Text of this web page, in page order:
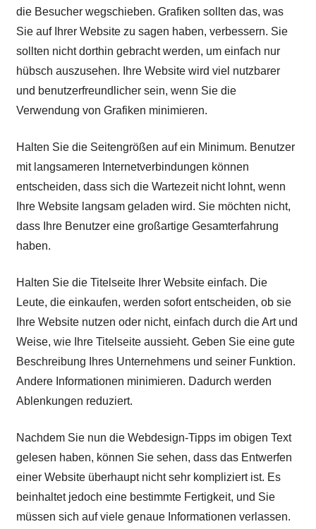
die Besucher wegschieben. Grafiken sollten das, was
Sie auf Ihrer Website zu sagen haben, verbessern. Sie
sollten nicht dorthin gebracht werden, um einfach nur
hübsch auszusehen. Ihre Website wird viel nutzbarer
und benutzerfreundlicher sein, wenn Sie die
Verwendung von Grafiken minimieren.
Halten Sie die Seitengrößen auf ein Minimum. Benutzer
mit langsameren Internetverbindungen können
entscheiden, dass sich die Wartezeit nicht lohnt, wenn
Ihre Website langsam geladen wird. Sie möchten nicht,
dass Ihre Benutzer eine großartige Gesamterfahrung
haben.
Halten Sie die Titelseite Ihrer Website einfach. Die
Leute, die einkaufen, werden sofort entscheiden, ob sie
Ihre Website nutzen oder nicht, einfach durch die Art und
Weise, wie Ihre Titelseite aussieht. Geben Sie eine gute
Beschreibung Ihres Unternehmens und seiner Funktion.
Andere Informationen minimieren. Dadurch werden
Ablenkungen reduziert.
Nachdem Sie nun die Webdesign-Tipps im obigen Text
gelesen haben, können Sie sehen, dass das Entwerfen
einer Website überhaupt nicht sehr kompliziert ist. Es
beinhaltet jedoch eine bestimmte Fertigkeit, und Sie
müssen sich auf viele genaue Informationen verlassen.